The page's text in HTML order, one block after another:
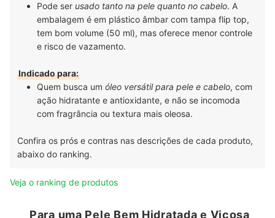
Pode ser usado tanto na pele quanto no cabelo. A
embalagem é em plástico âmbar com tampa flip top,
tem bom volume (50 ml), mas oferece menor controle
e risco de vazamento.
Indicado para:
Quem busca um óleo versátil para pele e cabelo, com
ação hidratante e antioxidante, e não se incomoda
com fragrância ou textura mais oleosa.
Confira os prós e contras nas descrições de cada produto,
abaixo do ranking.
Veja o ranking de produtos
Para uma Pele Bem Hidratada e Viçosa